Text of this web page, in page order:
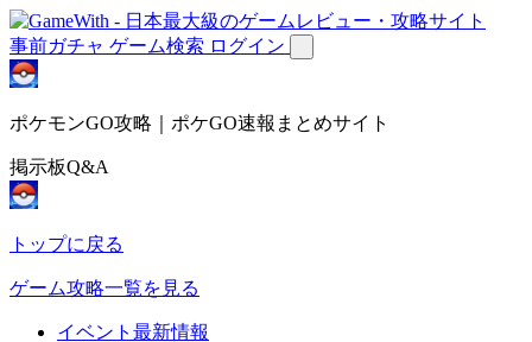
事前ガチャ ゲーム検索 ログイン
ポケモンGO攻略｜ポケGO速報まとめサイト
掲示板Q&A
トップに戻る
ゲーム攻略一覧を見る
イベント最新情報